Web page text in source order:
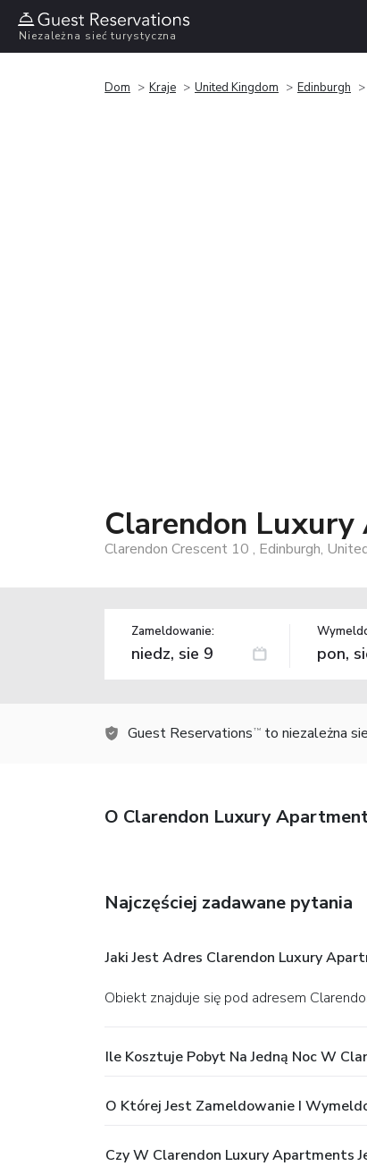
Niezależna sieć turystyczna
Dom Kraje United Kingdom Edinburgh
Clarendon
Clarendon Crescent 10 , Edinburgh,
Zameldowanie:
Guest Reservations TM to niezależna
O Clarendon Luxury
Najczęściej zadawane pytania
Jaki Jest Adres Clarendon Luxury
Obiekt znajduje się pod adresem
Ile Kosztuje Pobyt Na Jedną Noc W
O Której Jest Zameldowanie I
Czy W Clarendon Luxury Apartments